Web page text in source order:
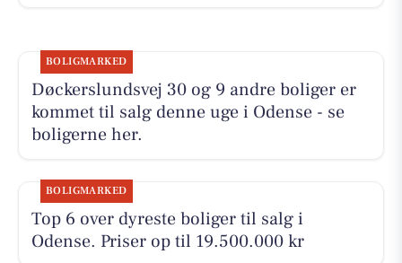
BOLIGMARKED
Døckerslundsvej 30 og 9 andre boliger er
kommet til salg denne uge i Odense - se
boligerne her.
BOLIGMARKED
Top 6 over dyreste boliger til salg i
Odense. Priser op til 19.500.000 kr